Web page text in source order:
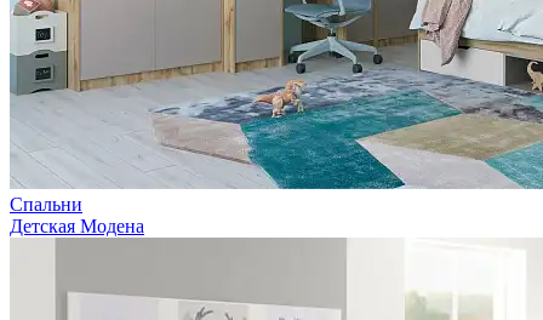
Спальни
Детская Модена